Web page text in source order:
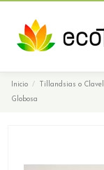
Inicio Tillandsias o
Globosa